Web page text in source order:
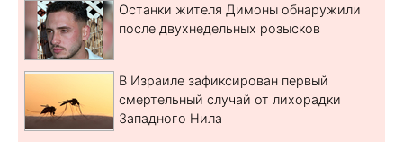
Останки жителя Димоны обнаружили
после двухнедельных розысков
В Израиле зафиксирован первый
смертельный случай от лихорадки
Западного Нила